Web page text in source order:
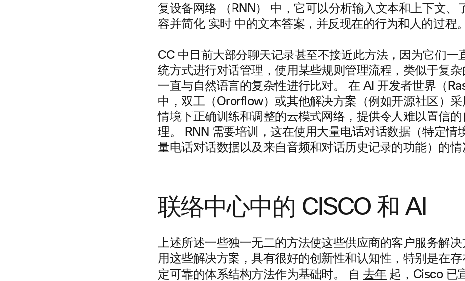
复设备网络 （RNN） 中，它可以分析输入文本和上下文、
容并简化 实时 中的文本答案，并反现在的行为和人的过程。
CC 中目前大部分聊天记录甚至不接近此方法，因为它们一
统方式进行对话管理，使用某些规则管理流程，类似于复杂
一直与自然语言的复杂性进行比对。 在 AI 开发者世界（
中，双工（Ororflow）或其他解决方案（例如开源社区）采
情境下正确训练和调整的云模式网络，提供令人难以置信
理。 RNN 需要培训，这在使用大量电话对话数据（特定情
量电话对话数据以及来自音频和对话历史记录的功能）的情
联络中心中的 CISCO 和 AI
上述所述一些独一无二的方法使这些供应商的客户服务解
用这些解决方案，具有很好的创新性和认知性，特别是在
定可靠的体系结构方法作为基础时。 自 去年 起，Cisco 已